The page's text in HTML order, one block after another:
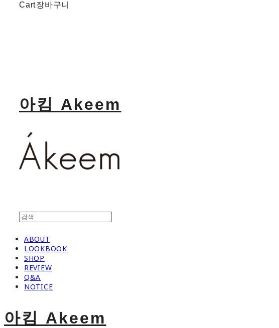
Cart장바구니
아킴 Akeem
ABOUT
LOOKBOOK
SHOP
REVIEW
Q&A
NOTICE
아킴 Akeem